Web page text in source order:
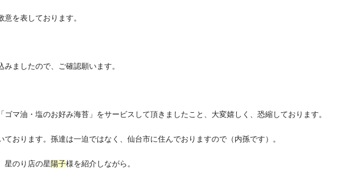
を表しております。
ましたので、ご確認願います。
マ油・塩のお好み海苔」 をサービスして頂きましたこと、大変嬉しく、恐縮しております。
おります。孫達は一迫ではなく、 仙台市に住んでおりますので（内孫です）。
星のり店の星陽子様を紹介しながら。